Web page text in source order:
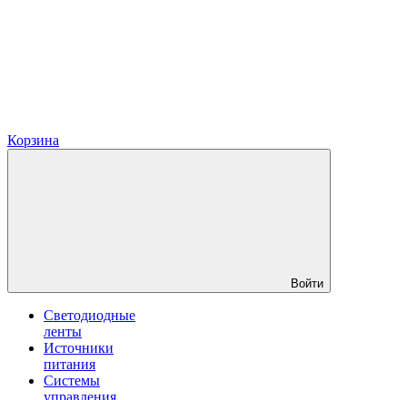
Корзина
Войти
Светодиодные
ленты
Источники
питания
Системы
управления